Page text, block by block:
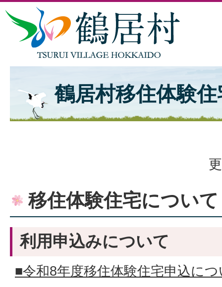
鶴居村移住体験住
移住体験住宅について
利用申込みについて
■令和8年度移住体験住宅申込に